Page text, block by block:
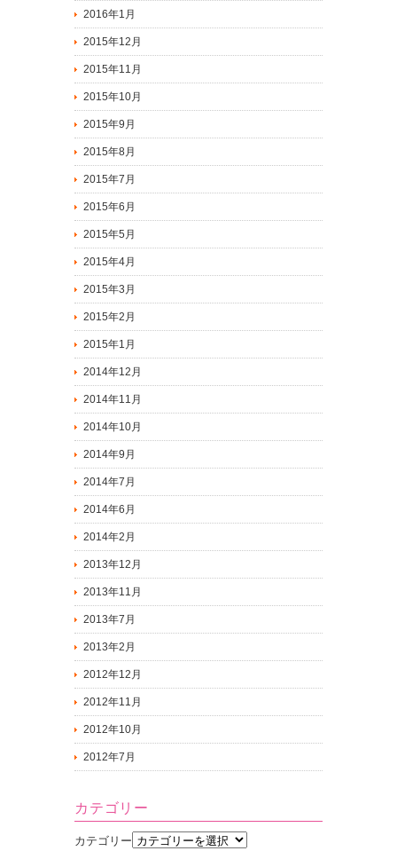
2016年1月
2015年12月
2015年11月
2015年10月
2015年9月
2015年8月
2015年7月
2015年6月
2015年5月
2015年4月
2015年3月
2015年2月
2015年1月
2014年12月
2014年11月
2014年10月
2014年9月
2014年7月
2014年6月
2014年2月
2013年12月
2013年11月
2013年7月
2013年2月
2012年12月
2012年11月
2012年10月
2012年7月
カテゴリー
カテゴリー